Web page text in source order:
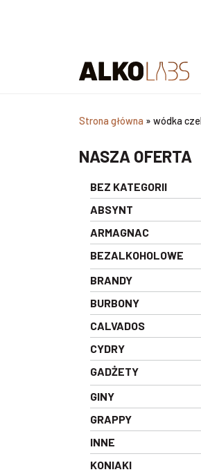
Strona główna » wódka
NASZA OFERTA
BEZ KATEGORII
ABSYNT
ARMAGNAC
BEZALKOHOLOWE
BRANDY
BURBONY
CALVADOS
CYDRY
GADŻETY
GINY
GRAPPY
INNE
KONIAKI